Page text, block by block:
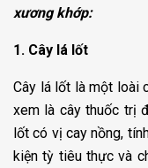
xương khớp:
1. Cây lá lốt
Cây lá lốt là một loài
xem là cây thuốc trị
lốt có vị cay nồng,
kiện tỳ tiêu thực và